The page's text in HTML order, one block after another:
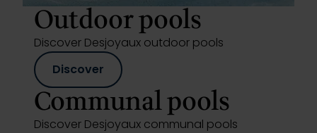
Outdoor pools
Discover Desjoyaux outdoor pools
Discover
Communal pools
Discover Desjoyaux communal pools